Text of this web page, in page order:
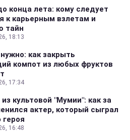
конца лета: кому следует
к карьерным взлетам и
тайн
18:13
как закрыть
компот из любых фруктов
17:34
культовой "Мумии": как за
актер, который сыграл
героя
16:48